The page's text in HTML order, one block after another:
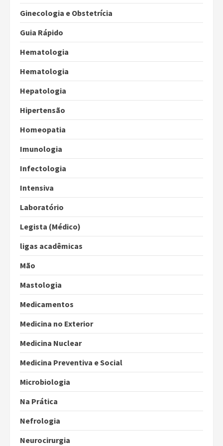
Ginecologia e Obstetrícia
Guia Rápido
Hematologia
Hematologia
Hepatologia
Hipertensão
Homeopatia
Imunologia
Infectologia
Intensiva
Laboratório
Legista (Médico)
ligas acadêmicas
Mão
Mastologia
Medicamentos
Medicina no Exterior
Medicina Nuclear
Medicina Preventiva e Social
Microbiologia
Na Prática
Nefrologia
Neurocirurgia